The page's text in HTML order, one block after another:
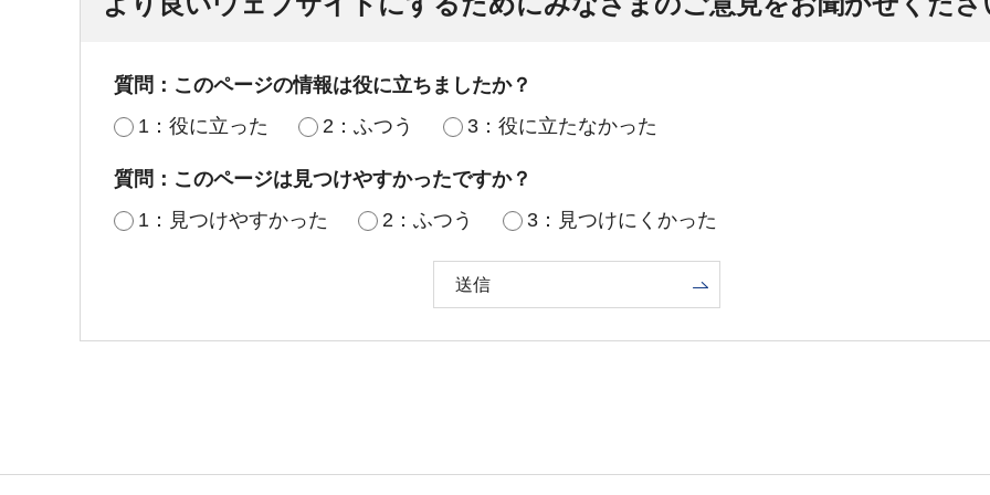
質問：このページの情報は役に立ちましたか？
1：役に立った
2：ふつう 3：役に立たなかった
質問：このページは見つけやすかったですか？
1：見つけやすかった
2：ふつう 3：見つけにくかった